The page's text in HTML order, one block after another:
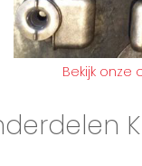
Bekijk onze